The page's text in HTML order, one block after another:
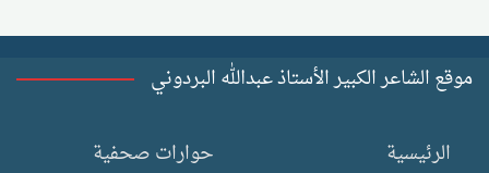
موقع الشاعر الكبير الأستاذ عبدالله البردوني
الرئيسية
حوارات صحفية